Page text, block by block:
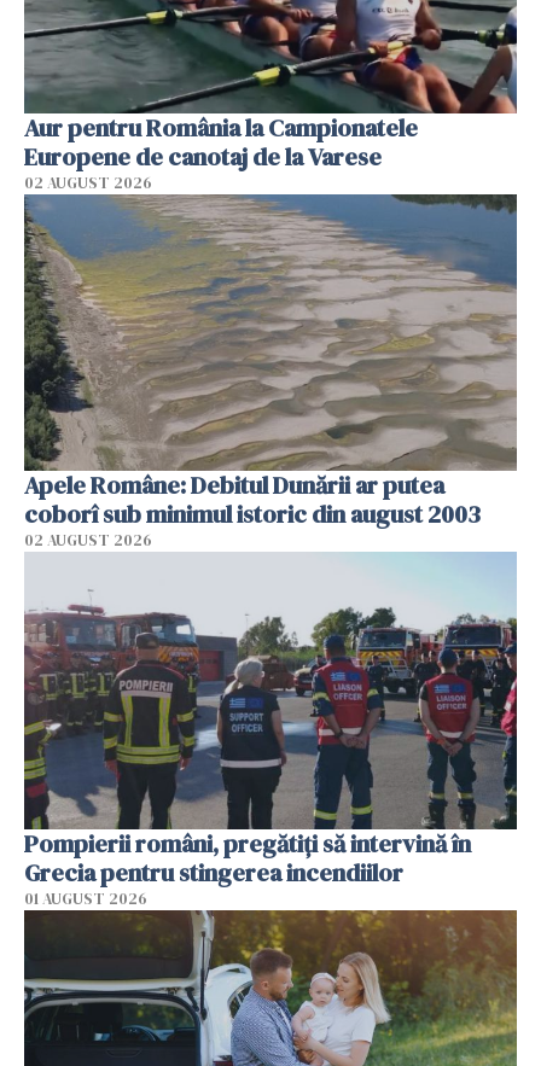
Aur pentru România la Campionatele
Europene de canotaj de la Varese
02 AUGUST 2026
Apele Române: Debitul Dunării ar putea
coborî sub minimul istoric din august 2003
02 AUGUST 2026
Pompierii români, pregătiţi să intervină în
Grecia pentru stingerea incendiilor
01 AUGUST 2026